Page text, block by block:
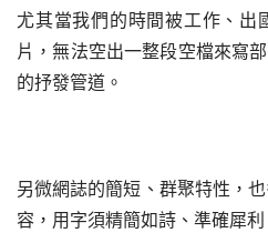
尤其當我們的時間被工作、出
片，無法空出一整段空檔來寫
的抒發管道。
另微網誌的簡短、群聚特性，
容，用字須精簡如詩、準確犀